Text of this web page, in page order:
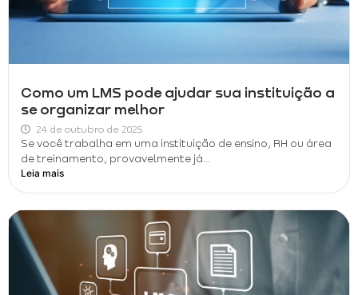
Como um LMS pode ajudar sua instituição a
se organizar melhor
24 de outubro de 2025
Se você trabalha em uma instituição de ensino, RH ou área
de treinamento, provavelmente já...
Leia mais